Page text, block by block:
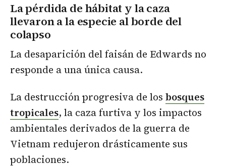
La pérdida de hábitat y la caza
llevaron a la especie al borde del
colapso
La desaparición del faisán de Edwards no
responde a una única causa.
La destrucción progresiva de los bosques
tropicales, la caza furtiva y los impactos
ambientales derivados de la guerra de
Vietnam redujeron drásticamente sus
poblaciones.